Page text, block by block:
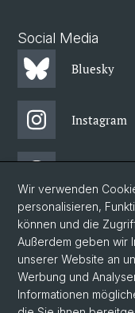
Social Media
Bluesky
Instagram
Facebook
Newsletter
Wir verwenden
personalisieren,
können und die
Außerdem geben wir
unserer Website an
Werbung und
Informationen